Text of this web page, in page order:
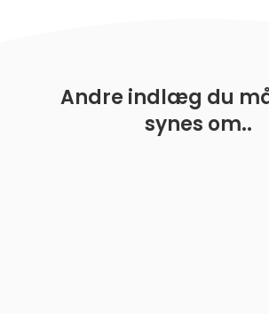
Andre indlæg du
synes om..